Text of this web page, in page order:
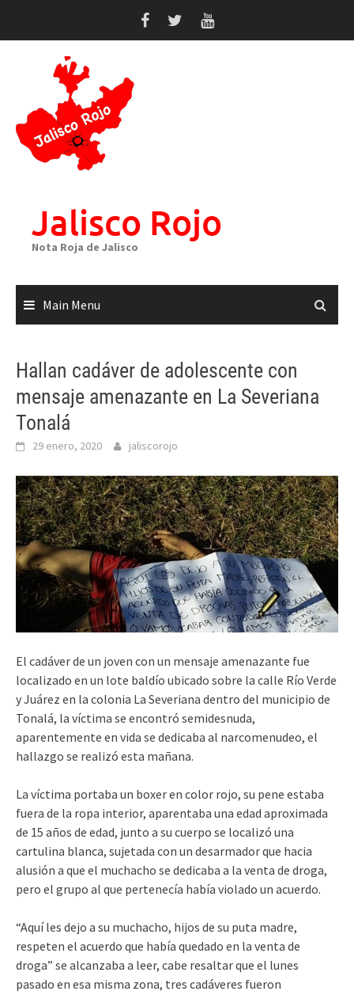
Jalisco Rojo
Nota Roja de Jalisco
Main Menu
Hallan cadáver de adolescente con
mensaje amenazante en La Severiana
Tonalá
29 enero, 2020 jaliscorojo
El cadáver de un joven con un mensaje amenazante fue
localizado en un lote baldío ubicado sobre la calle Río Verde
y Juárez en la colonia La Severiana dentro del municipio de
Tonalá, la víctima se encontró semidesnuda,
aparentemente en vida se dedicaba al narcomenudeo, el
hallazgo se realizó esta mañana.
La víctima portaba un boxer en color rojo, su pene estaba
fuera de la ropa interior, aparentaba una edad aproximada
de 15 años de edad, junto a su cuerpo se localizó una
cartulina blanca, sujetada con un desarmador que hacia
alusión a que el muchacho se dedicaba a la venta de droga,
pero el grupo al que pertenecía había violado un acuerdo.
“Aquí les dejo a su muchacho, hijos de su puta madre,
respeten el acuerdo que había quedado en la venta de
droga” se alcanzaba a leer, cabe resaltar que el lunes
pasado en esa misma zona, tres cadáveres fueron